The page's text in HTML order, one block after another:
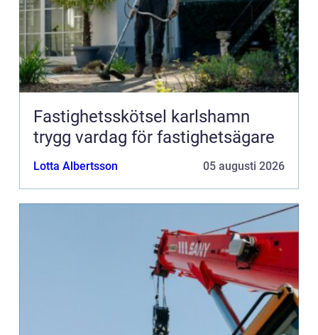
Fastighetsskötsel karlshamn
trygg vardag för fastighetsägare
Lotta Albertsson 05 augusti 2026